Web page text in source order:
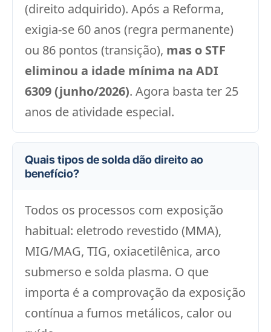
(direito adquirido). Após a Reforma,
exigia-se 60 anos (regra permanente)
ou 86 pontos (transição), mas o STF
eliminou a idade mínima na ADI
6309 (junho/2026). Agora basta ter 25
anos de atividade especial.
Quais tipos de solda dão direito ao
benefício?
Todos os processos com exposição
habitual: eletrodo revestido (MMA),
MIG/MAG, TIG, oxiacetilênica, arco
submerso e solda plasma. O que
importa é a comprovação da exposição
contínua a fumos metálicos, calor ou